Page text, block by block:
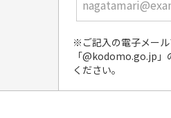
※ご記入の電子メー
「@kodomo.go.jp」
ください。